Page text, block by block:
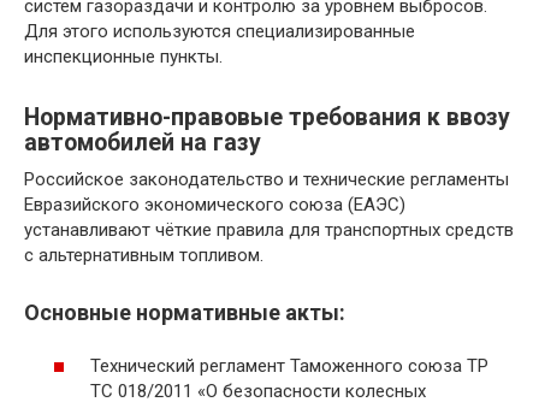
систем газораздачи и контролю за уровнем выбросов.
Для этого используются специализированные
инспекционные пункты.
Нормативно-правовые требования к ввозу
автомобилей на газу
Российское законодательство и технические регламенты
Евразийского экономического союза (ЕАЭС)
устанавливают чёткие правила для транспортных средств
с альтернативным топливом.
Основные нормативные акты:
Технический регламент Таможенного союза ТР
ТС 018/2011 «О безопасности колесных